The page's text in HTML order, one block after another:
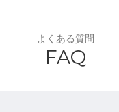
よくある質問
FAQ